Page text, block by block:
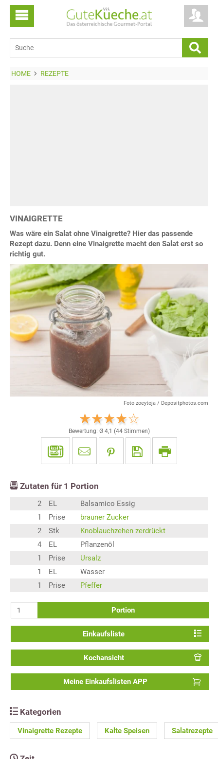
HOME REZEPTE
VINAIGRETTE
Was wäre ein Salat ohne Vinaigrette? Hier das passende
Rezept dazu. Denn eine Vinaigrette macht den Salat erst so
richtig gut.
Foto zoeytoja / Depositphotos.com
Bewertung: Ø 4,1 (44Stimmen)
Zutaten für 1 Portion
2 EL
Balsamico Essig
1
Prise
brauner Zucker
2
Stk
Knoblauchzehen zerdrückt
4
EL
Pflanzenöl
1
Prise
Ursalz
1
EL
Wasser
1
Prise Pfeffer
Portion
Einkaufsliste
Kochansicht
Meine Einkaufslisten APP
Kategorien
Vinaigrette Rezepte Kalte Speisen Salatrezepte